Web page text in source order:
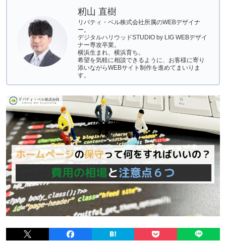
籾山 直樹
リバティ・ベル株式会社所属のWEBデザイナ
ー。
デジタルハリウッドSTUDIO by LIG WEBデザイ
ナー専攻卒業。
横浜生まれ、横浜育ち。
希望を気軽に相談できるように、お客様に寄り
添いながらWEBサイト制作を進めてまいりま
す。